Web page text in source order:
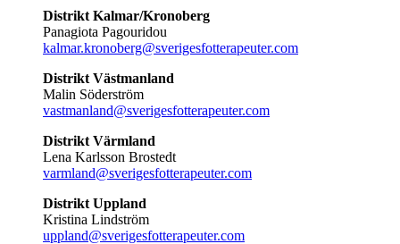
Distrikt Kalmar/Kronoberg
Panagiota Pagouridou
kalmar.kronoberg@sverigesfotterapeuter.com
Distrikt Västmanland
Malin Söderström
vastmanland@sverigesfotterapeuter.com
Distrikt Värmland
Lena Karlsson Brostedt
varmland@sverigesfotterapeuter.com
Distrikt Uppland
Kristina Lindström
uppland@sverigesfotterapeuter.com